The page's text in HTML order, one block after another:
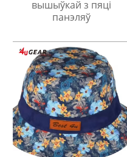
вышыўкай з пяці
панэляў